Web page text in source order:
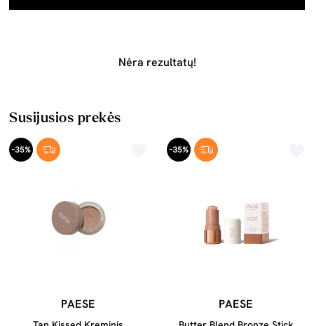
Nėra rezultatų!
Susijusios prekės
-35%
PAESE
-35%
PAESE